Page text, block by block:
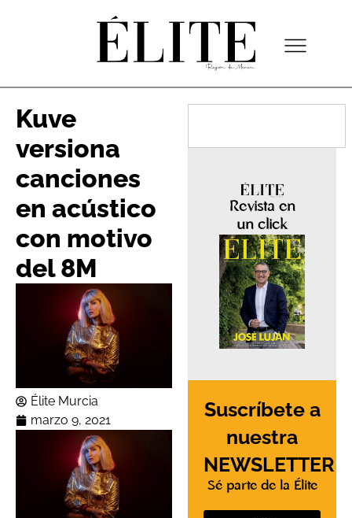
Kuve
versiona
canciones
en acústico
con motivo
del 8M
Élite Murcia
marzo 9, 2021
Revista en
un click
Suscríbete a
nuestra
NEWSLETTER
Sé parte de la Élite